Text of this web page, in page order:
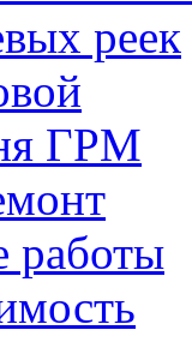
реек
ГРМ
работы